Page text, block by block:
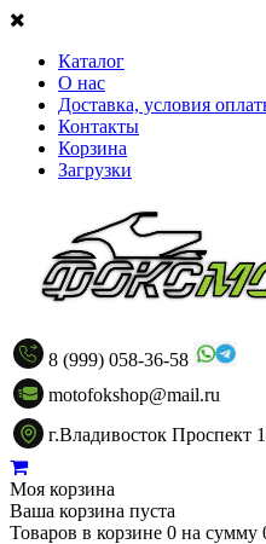
Каталог
О нас
Доставка, условия
Контакты
Корзина
Загрузки
8 (999) 058-36-58
motofokshop@mail.ru
г.Владивосток Проспект
Моя корзина
Ваша корзина пуста
Товаров в корзине 0 на сумму